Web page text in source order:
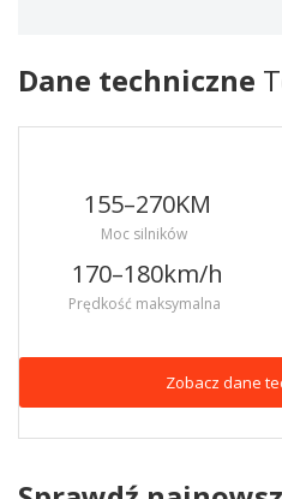
Dane techniczne
155–270KM
Moc silników
170–180km/h
Prędkość maksymalna
Zobacz dane